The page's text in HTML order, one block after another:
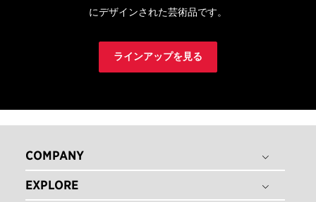
にデザインされた芸術品です。
ラインアップを見る
COMPANY
THE TITLEIST STORY
EXPLORE